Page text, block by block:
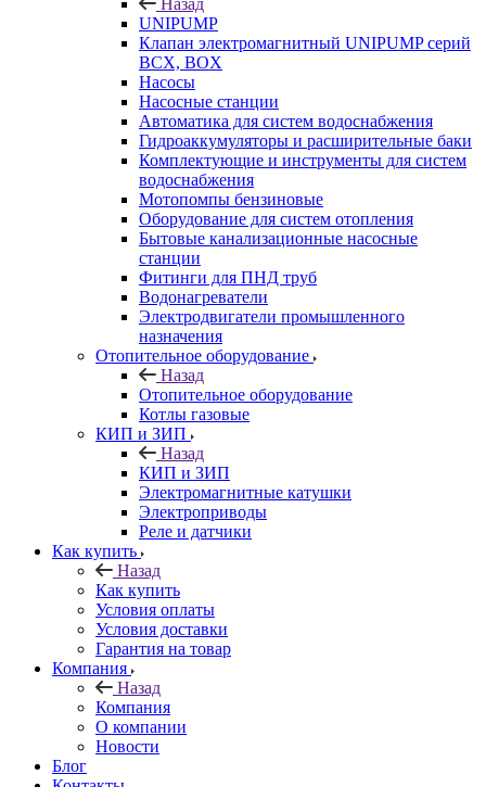
Назад
UNIPUMP
Клапан электромагнитный UNIPUMP серий
BCX, BOX
Насосы
Насосные станции
Автоматика для систем водоснабжения
Гидроаккумуляторы и расширительные баки
Комплектующие и инструменты для систем
водоснабжения
Мотопомпы бензиновые
Оборудование для систем отопления
Бытовые канализационные насосные
станции
Фитинги для ПНД труб
Водонагреватели
Электродвигатели промышленного
назначения
Отопительное оборудование
Назад
Отопительное оборудование
Котлы газовые
КИП и ЗИП
Назад
КИП и ЗИП
Электромагнитные катушки
Электроприводы
Реле и датчики
Как купить
Назад
Как купить
Условия оплаты
Условия доставки
Гарантия на товар
Компания
Назад
Компания
О компании
Новости
Блог